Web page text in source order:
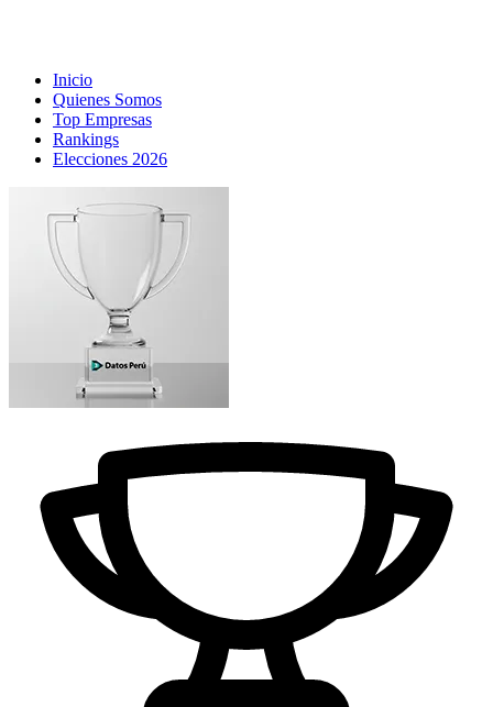
Inicio
Quienes Somos
Top Empresas
Rankings
Elecciones 2026